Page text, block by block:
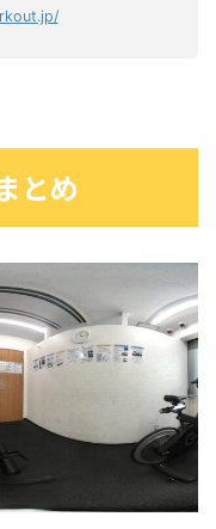
とめ